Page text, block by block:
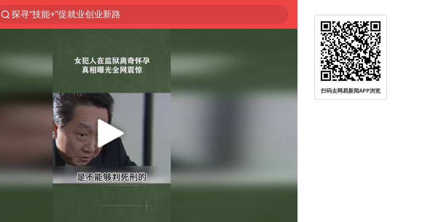
探寻“技能+”促就业创业新路
维持强台风级！白海豚直奔华东沿海
山东日照市委副书记王峰被查
印度暴发金迪普拉病毒
41岁女子为鼓励女儿考上985研究生
美国退回1000亿美元关税
24小时不关空调 电费反而更低？
“事业单位招聘不是人情买卖”
涨价1元的冰红茶 两年少赚了15亿
小伙靠AI减肥 45天瘦40斤进了ICU
扫码去网易新闻APP浏览